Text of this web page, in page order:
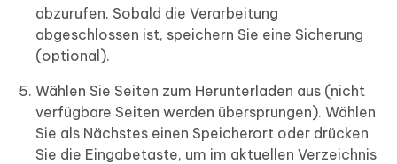
abzurufen. Sobald die Verarbeitung
abgeschlossen ist, speichern Sie eine Sicherung
(optional).
Wählen Sie Seiten zum Herunterladen aus (nicht
verfügbare Seiten werden übersprungen). Wählen
Sie als Nächstes einen Speicherort oder drücken
Sie die Eingabetaste, um im aktuellen Verzeichnis